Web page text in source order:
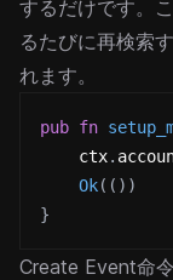
するだけです。
るたびに再検索
れます。
pub fn
    ctx
.
Ok( ( ) )
}
Create Event命令